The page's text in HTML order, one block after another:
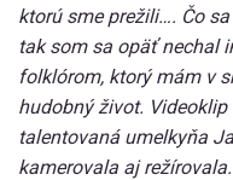
ktorú sme prežili…. Čo
tak som sa opäť nechal
folklórom, ktorý mám v
hudobný život.
talentovaná umelkyňa
kamerovala aj